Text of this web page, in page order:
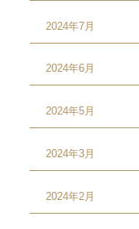
2024年7月
2024年6月
2024年5月
2024年3月
2024年2月